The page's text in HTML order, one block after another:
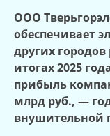
ООО
обеспечивает
других
итогах 2025
прибыль
млрд руб., —
внушительной